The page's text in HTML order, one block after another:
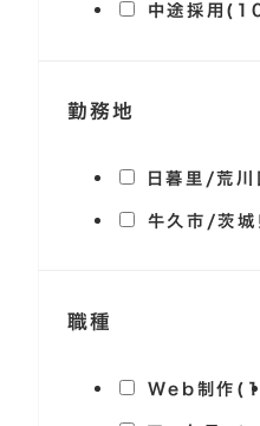
中途採用
勤務地
日暮里/荒
牛久市/茨
職種
Web制作